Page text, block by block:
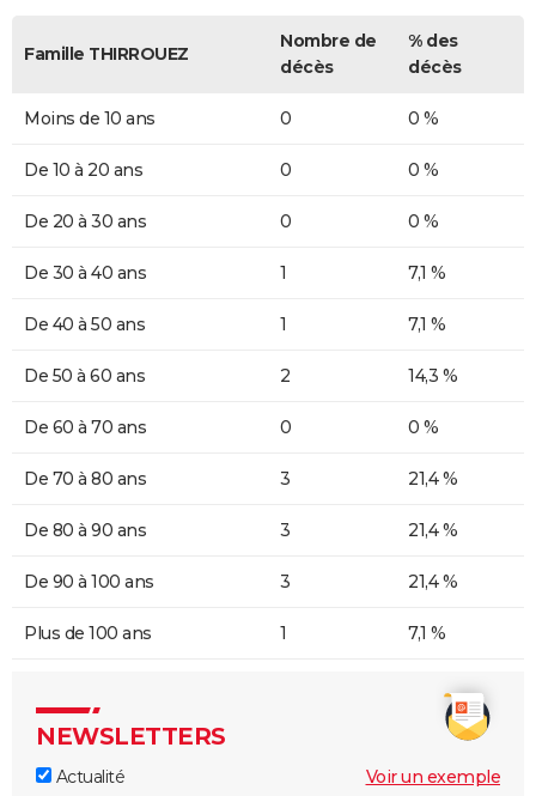
Famille THIRROUEZ
Nombre de
décès
% des
décès
Moins de 10 ans 0 0 %
De 10 à 20 ans 0 0 %
De 20 à 30 ans 0 0 %
De 30 à 40 ans 1 7,1 %
De 40 à 50 ans 1 7,1 %
De 50 à 60 ans 2 14,3 %
De 60 à 70 ans 0 0 %
De 70 à 80 ans 3 21,4 %
De 80 à 90 ans 3 21,4 %
De 90 à 100 ans 3 21,4 %
Plus de 100 ans 1 7,1 %
NEWSLETTERS
Actualité
Voir un exemple